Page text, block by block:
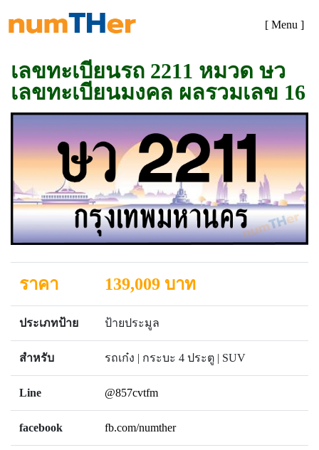
[ Menu ]
เลขทะเบียนรถ 2211 หมวด ษว
เลขทะเบียนมงคล ผลรวมเลข 16
ราคา 139,009 บาท
ประเภทป้าย ป้ายประมูล
สำหรับ รถเก๋ง | กระบะ 4 ประตู | SUV
Line @857cvtfm
facebook fb.com/numther